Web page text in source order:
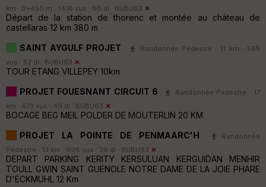
km · D+450 m · 1418 vus · 86 dl · BUBU63
Départ de la station de thorenc et montée au château de
castellaras 12 km 380 m
SAINT AYGULF PROJET
Randonnée Pédestre · 11 km · 565
vus · 52 dl · BUBU63
TOUR ETANG VILLEPEY 10km
PROJET FOUESNANT CIRCUIT 6
Randonnée Pédestre · 17
km · 673 vus · 49 dl · BUBU63
BOCAGE BEG MEIL POLDER DE MOUTERLIN 20 KM
PROJET LA POINTE DE PENMAARC'H
Randonnée
Pédestre · 13 km · 698 vus · 36 dl · BUBU63
DEPART PARKING KERITY KERSULUAN KERGUIDAN MENHIR
TOULL GWIN SAINT GUENOLE NOTRE DAME DE LA JOIE PHARE
D'ECKMUHL 12 Km